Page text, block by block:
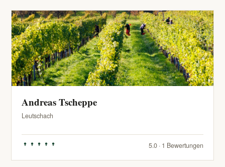
Andreas Tscheppe
Leutschach
5.0 · 1 Bewertungen